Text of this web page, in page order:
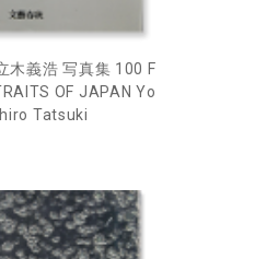
木義浩 写真集 100 F
OF JAPAN Yo
Tatsuki